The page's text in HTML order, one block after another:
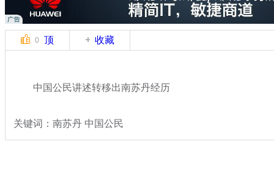
0 顶 收藏
中国公民讲述转移出南苏丹经历
关键词：南苏丹 中国公民